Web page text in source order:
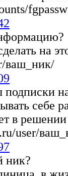
на
ваш_ник/
себе
в
user/
ник?